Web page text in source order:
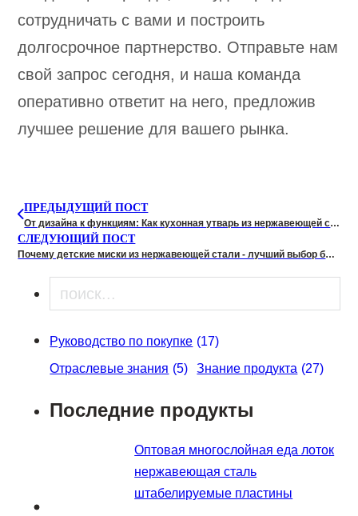
сотрудничать с вами и построить
долгосрочное партнерство. Отправьте нам
свой запрос сегодня, и наша команда
оперативно ответит на него, предложив
лучшее решение для вашего рынка.
ПРЕДЫДУЩИЙ ПОСТ
От дизайна к функциям: Как кухонная утварь из нержавеющей стали улучшает вашу кухню
СЛЕДУЮЩИЙ ПОСТ
Почему детские миски из нержавеющей стали - лучший выбор без пластика для современных родителей
Поиск
Руководство по покупке (17)
Отраслевые знания (5) Знание продукта (27)
Последние продукты
Оптовая многослойная еда лоток
нержавеющая сталь
штабелируемые пластины